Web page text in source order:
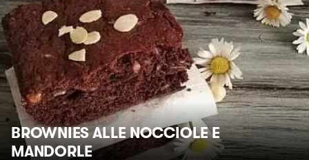
BROWNIES ALLE NOCCIOLE E
MANDORLE